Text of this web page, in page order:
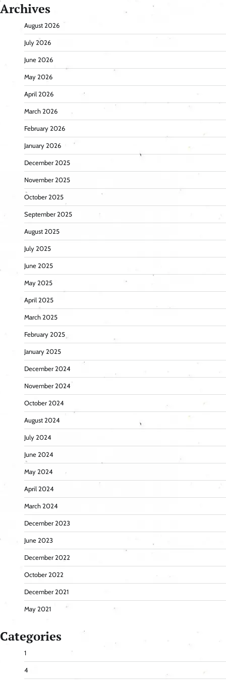
Archives
August 2026
July 2026
June 2026
May 2026
April 2026
March 2026
February 2026
January 2026
December 2025
November 2025
October 2025
September 2025
August 2025
July 2025
June 2025
May 2025
April 2025
March 2025
February 2025
January 2025
December 2024
November 2024
October 2024
August 2024
July 2024
June 2024
May 2024
April 2024
March 2024
December 2023
June 2023
December 2022
October 2022
December 2021
May 2021
Categories
1
4